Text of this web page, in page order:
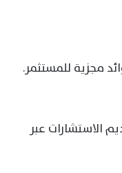
مجزية للمستثمر.
الاستشارات عبر